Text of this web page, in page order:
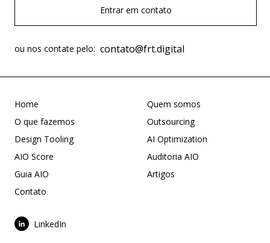
Entrar em contato
ou nos contate pelo: contato@frt.digital
Home
Quem somos
O que fazemos
Outsourcing
Design Tooling
AI Optimization
AIO Score
Auditoria AIO
Guia AIO
Artigos
Contato
LinkedIn